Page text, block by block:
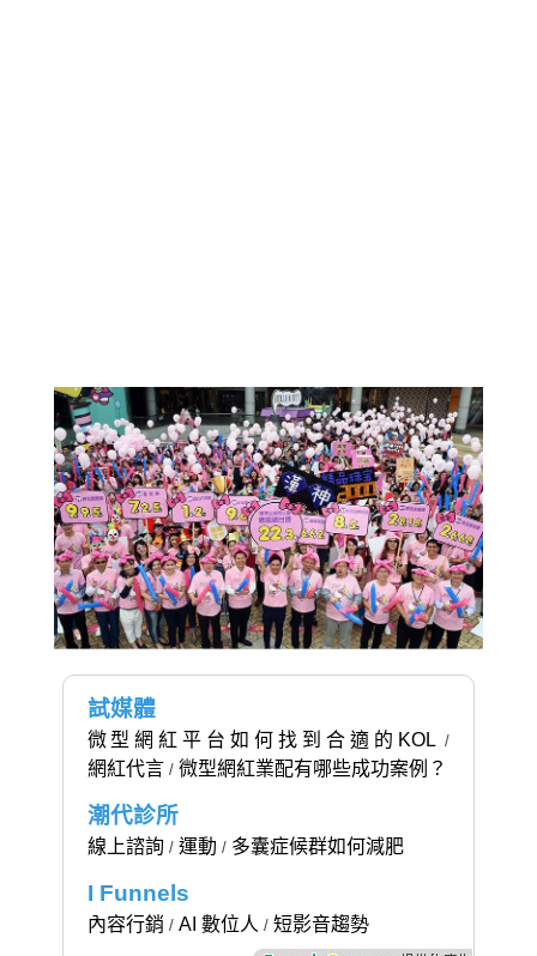
試媒體
微型網紅平台如何找到合適的KOL /
網紅代言/ 微型網紅業配有哪些成功案例？
潮代診所
線上諮詢 / 運動 / 多囊症候群如何減肥
I Funnels
內容行銷 / AI 數位人 / 短影音趨勢